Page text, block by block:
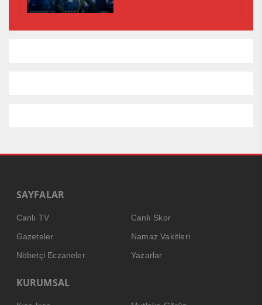
SAYFALAR
Canlı TV
Canlı Skor
Gazeteler
Namaz Vakitleri
Nöbetçi Eczaneler
Yazarlar
KURUMSAL